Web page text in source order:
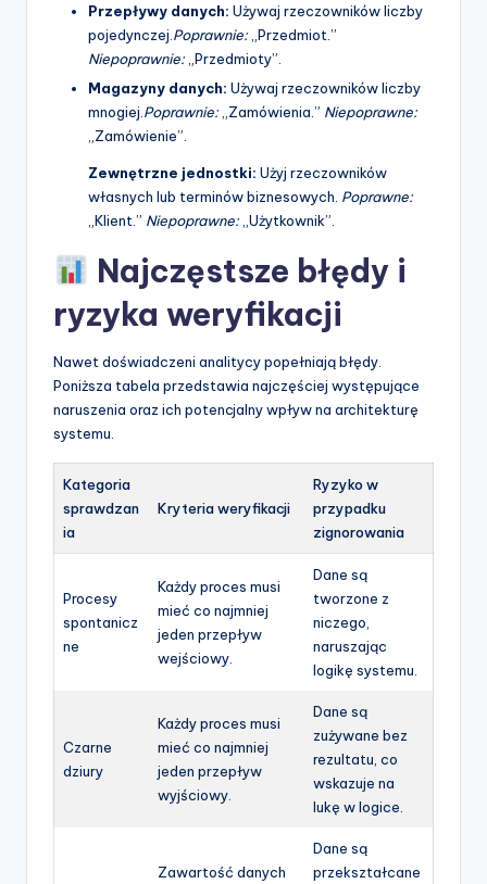
Przepływy danych: Używaj rzeczowników liczby
pojedynczej. Poprawnie:„Przedmiot.”
Niepoprawnie:„Przedmioty”.
Magazyny danych: Używaj rzeczowników liczby
mnogiej. Poprawnie:„Zamówienia.” Niepoprawne:
„Zamówienie”.
Zewnętrzne jednostki: Użyj rzeczowników
własnych lub terminów biznesowych. Poprawne:
„Klient.” Niepoprawne:„Użytkownik”.
Najczęstsze błędy i
ryzyka weryfikacji
Nawet doświadczeni analitycy popełniają błędy.
Poniższa tabela przedstawia najczęściej występujące
naruszenia oraz ich potencjalny wpływ na architekturę
systemu.
Kategoria
sprawdzan
ia
Kryteria weryfikacji
Ryzyko w
przypadku
zignorowania
Procesy
spontanicz
ne
Każdy proces musi
mieć co najmniej
jeden przepływ
wejściowy.
Dane są
tworzone z
niczego,
naruszając
logikę systemu.
Czarne
dziury
Każdy proces musi
mieć co najmniej
jeden przepływ
wyjściowy.
Dane są
zużywane bez
rezultatu, co
wskazuje na
lukę w logice.
Zawartość danych
Dane są
przekształcane